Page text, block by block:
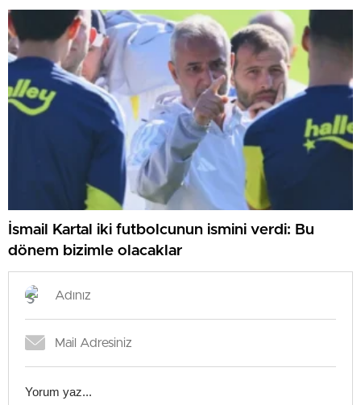
İsmail Kartal iki futbolcunun ismini verdi: Bu
dönem bizimle olacaklar